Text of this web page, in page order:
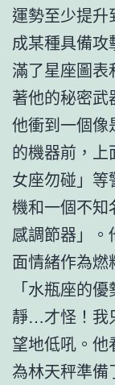
運勢至少提
成某種具備
滿了星座圖
著他的秘密武
他衝到一個像
的機器前，
女座勿碰」等
機和一個不知
感調節器」
面情緒作為燃
「水瓶座的
靜…才怪！我
望地低吼。
為林天秤準備